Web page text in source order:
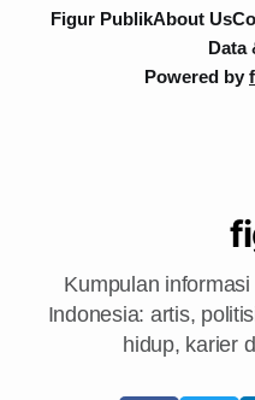
Figur PublikAbout Us
Data
Powered by
Kumpulan
Indonesia: artis,
hidup, karier